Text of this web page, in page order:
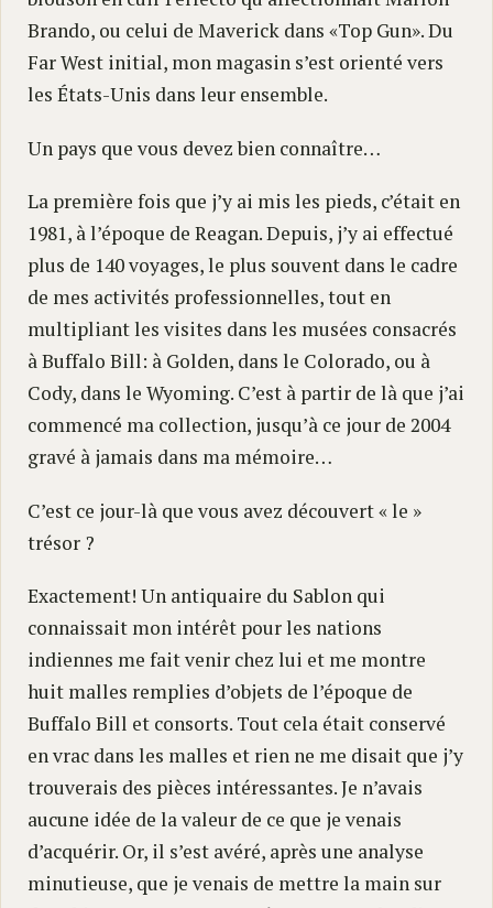
Brando, ou celui de Maverick dans «Top Gun». Du
Far West initial, mon magasin s’est orienté vers
les États-Unis dans leur ensemble.
Un pays que vous devez bien connaître…
La première fois que j’y ai mis les pieds, c’était en
1981, à l’époque de Reagan. Depuis, j’y ai effectué
plus de 140 voyages, le plus souvent dans le cadre
de mes activités professionnelles, tout en
multipliant les visites dans les musées consacrés
à Buffalo Bill: à Golden, dans le Colorado, ou à
Cody, dans le Wyoming. C’est à partir de là que j’ai
commencé ma collection, jusqu’à ce jour de 2004
gravé à jamais dans ma mémoire…
C’est ce jour-là que vous avez découvert « le »
trésor ?
Exactement! Un antiquaire du Sablon qui
connaissait mon intérêt pour les nations
indiennes me fait venir chez lui et me montre
huit malles remplies d’objets de l’époque de
Buffalo Bill et consorts. Tout cela était conservé
en vrac dans les malles et rien ne me disait que j’y
trouverais des pièces intéressantes. Je n’avais
aucune idée de la valeur de ce que je venais
d’acquérir. Or, il s’est avéré, après une analyse
minutieuse, que je venais de mettre la main sur